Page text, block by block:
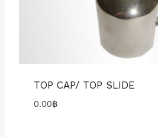
TOP CAP/ TOP SLIDE
0.00฿